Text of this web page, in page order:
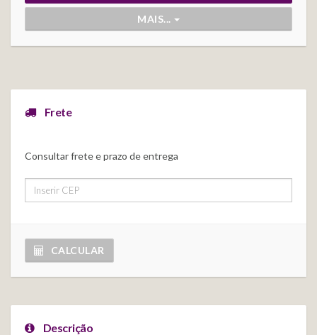
MAIS...
Frete
Consultar frete e prazo de entrega
CALCULAR
Descrição